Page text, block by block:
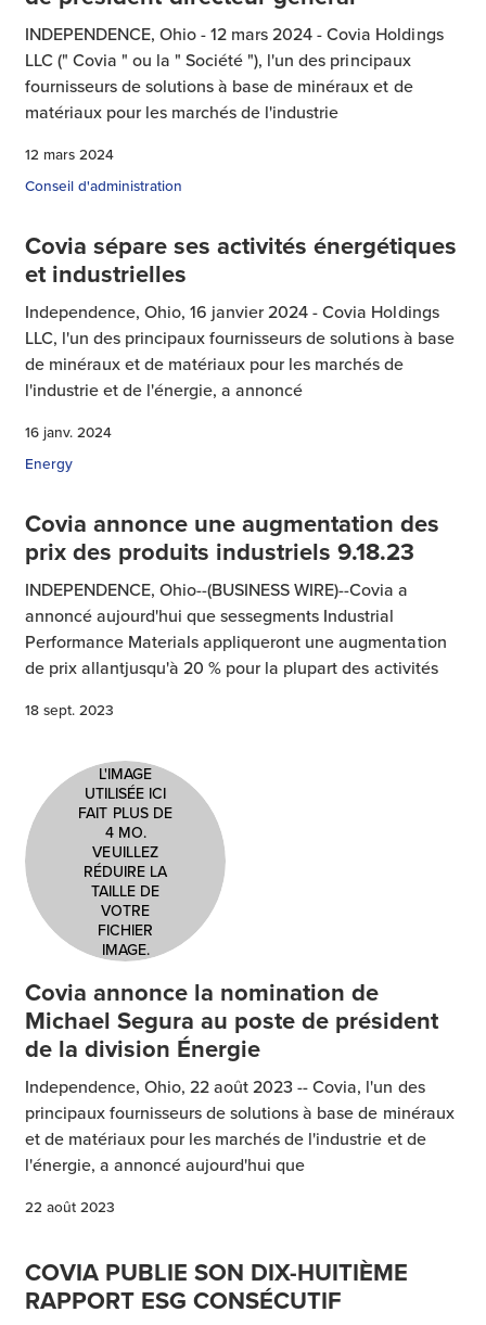
INDEPENDENCE, Ohio - 12 mars 2024 - Covia Holdings
LLC (" Covia " ou la " Société "), l'un des principaux
fournisseurs de solutions à base de minéraux et de
matériaux pour les marchés de l'industrie
12 mars 2024
Conseil d'administration
Covia sépare ses activités énergétiques
et industrielles
Independence, Ohio, 16 janvier 2024 - Covia Holdings
LLC, l'un des principaux fournisseurs de solutions à base
de minéraux et de matériaux pour les marchés de
l'industrie et de l'énergie, a annoncé
16 janv. 2024
Energy
Covia annonce une augmentation des
prix des produits industriels 9.18.23
INDEPENDENCE, Ohio--(BUSINESS WIRE)--Covia a
annoncé aujourd'hui que sessegments Industrial
Performance Materials appliqueront une augmentation
de prix allantjusqu'à 20 % pour la plupart des activités
18 sept. 2023
Covia annonce la nomination de
Michael Segura au poste de président
de la division Énergie
Independence, Ohio, 22 août 2023 -- Covia, l'un des
principaux fournisseurs de solutions à base de minéraux
et de matériaux pour les marchés de l'industrie et de
l'énergie, a annoncé aujourd'hui que
22 août 2023
COVIA PUBLIE SON DIX-HUITIÈME
RAPPORT ESG CONSÉCUTIF